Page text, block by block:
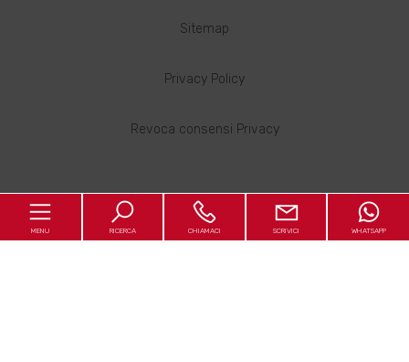
Sitemap
Privacy Policy
Revoca consensi Privacy
MENU RICERCA CHIAMACI SCRIVICI WHATSAPP